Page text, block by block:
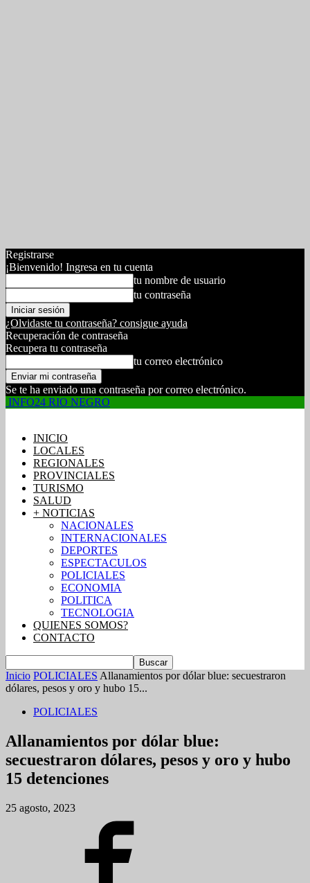
Registrarse
¡Bienvenido! Ingresa en tu cuenta
tu nombre de usuario
tu contraseña
¿Olvidaste tu contraseña? consigue ayuda
Recuperación de contraseña
Recupera tu contraseña
tu correo electrónico
Se te ha enviado una contraseña por correo electrónico.
INFO24 RIO NEGRO
INICIO
LOCALES
REGIONALES
PROVINCIALES
TURISMO
SALUD
+ NOTICIAS
NACIONALES
INTERNACIONALES
DEPORTES
ESPECTACULOS
POLICIALES
ECONOMIA
POLITICA
TECNOLOGIA
QUIENES SOMOS?
CONTACTO
Inicio POLICIALES Allanamientos por dólar blue: secuestraron
dólares, pesos y oro y hubo 15...
POLICIALES
Allanamientos por dólar blue:
secuestraron dólares, pesos y oro y hubo
15 detenciones
25 agosto, 2023